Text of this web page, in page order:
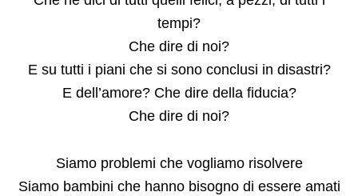
tempi?
Che dire di noi?
E su tutti i piani che si sono conclusi in disastri?
E dell’amore? Che dire della fiducia?
Che dire di noi?
Siamo problemi che vogliamo risolvere
Siamo bambini che hanno bisogno di essere amati